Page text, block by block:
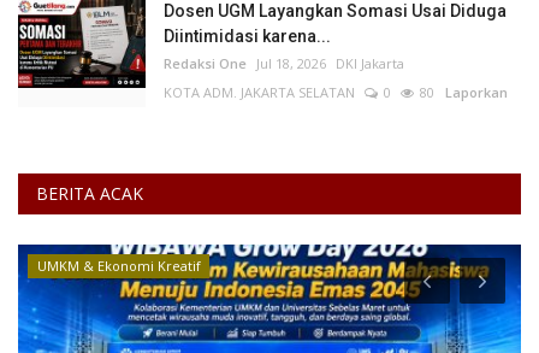
Dosen UGM Layangkan Somasi Usai Diduga
Diintimidasi karena...
Redaksi One Jul 18, 2026 DKI Jakarta
KOTA ADM. JAKARTA SELATAN
0 80 Laporkan
BERITA ACAK
Layanan Publik